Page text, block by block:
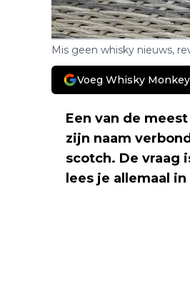
Mis geen whisky nieuws,
Voeg Whisky
Een van de
zijn naam
scotch. De vraag
lees je allemaal